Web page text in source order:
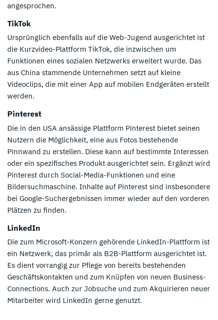
angesprochen.
TikTok
Ursprünglich ebenfalls auf die Web-Jugend ausgerichtet ist
die Kurzvideo-Plattform TikTok, die inzwischen um
Funktionen eines sozialen Netzwerks erweitert wurde. Das
aus China stammende Unternehmen setzt auf kleine
Videoclips, die mit einer App auf mobilen Endgeräten erstellt
werden.
Pinterest
Die in den USA ansässige Plattform Pinterest bietet seinen
Nutzern die Möglichkeit, eine aus Fotos bestehende
Pinnwand zu erstellen. Diese kann auf bestimmte Interessen
oder ein spezifisches Produkt ausgerichtet sein. Ergänzt wird
Pinterest durch Social-Media-Funktionen und eine
Bildersuchmaschine. Inhalte auf Pinterest sind insbesondere
bei Google-Suchergebnissen immer wieder auf den vorderen
Plätzen zu finden.
LinkedIn
Die zum Microsoft-Konzern gehörende LinkedIn-Plattform ist
ein Netzwerk, das primär als B2B-Plattform ausgerichtet ist.
Es dient vorrangig zur Pflege von bereits bestehenden
Geschäftskontakten und zum Knüpfen von neuen Business-
Connections. Auch zur Jobsuche und zum Akquirieren neuer
Mitarbeiter wird LinkedIn gerne genutzt.